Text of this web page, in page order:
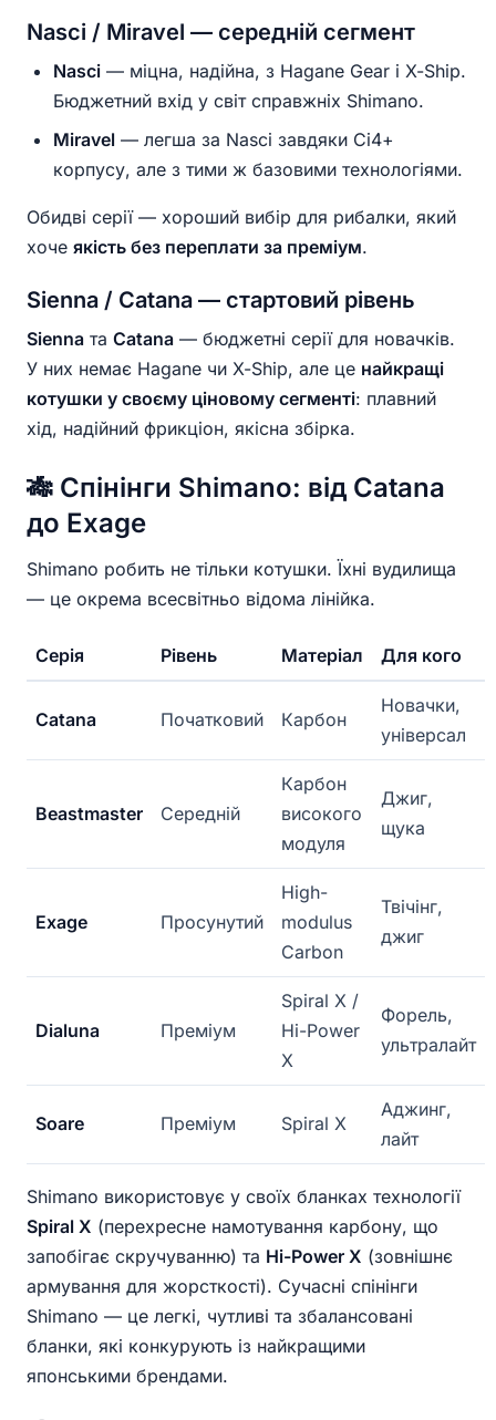
Nasci / Miravel — середній сегмент
Nasci — міцна, надійна, з Hagane Gear і X-Ship.
Бюджетний вхід у світ справжніх Shimano.
Miravel — легша за Nasci завдяки Ci4+
корпусу, але з тими ж базовими технологіями.
Обидві серії — хороший вибір для рибалки, який
хоче якість без переплати за преміум.
Sienna / Catana — стартовий рівень
Sienna та Catana — бюджетні серії для новачків.
У них немає Hagane чи X-Ship, але це найкращі
котушки у своєму ціновому сегменті: плавний
хід, надійний фрикціон, якісна збірка.
🎋 Спінінги Shimano: від Catana
до Exage
Shimano робить не тільки котушки. Їхні вудилища
— це окрема всесвітньо відома лінійка.
Серія Рівень Матеріал Для кого
Catana Початковий Карбон
Новачки,
універсал
Beastmaster Середній
Карбон
високого
модуля
Джиг,
щука
Exage Просунутий
High-
modulus
Carbon
Твічінг,
джиг
Dialuna Преміум
Spiral X /
Hi-Power
X
Форель,
ультралайт
Soare Преміум Spiral X
Аджинг,
лайт
Shimano використовує у своїх бланках технології
Spiral X (перехресне намотування карбону, що
запобігає скручуванню) та Hi-Power X (зовнішнє
армування для жорсткості). Сучасні спінінги
Shimano — це легкі, чутливі та збалансовані
бланки, які конкурують із найкращими
японськими брендами.